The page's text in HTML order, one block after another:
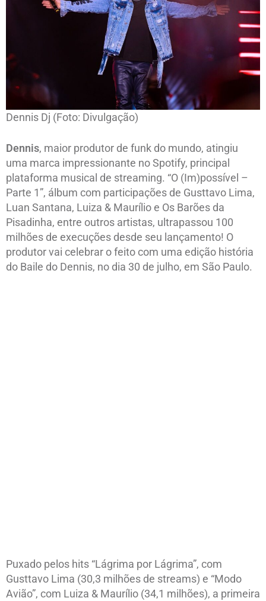
Dennis Dj (Foto: Divulgação)
Dennis, maior produtor de funk do mundo, atingiu
uma marca impressionante no Spotify, principal
plataforma musical de streaming. “O (Im)possível –
Parte 1”, álbum com participações de Gusttavo Lima,
Luan Santana, Luiza & Maurílio e Os Barões da
Pisadinha, entre outros artistas, ultrapassou 100
milhões de execuções desde seu lançamento! O
produtor vai celebrar o feito com uma edição história
do Baile do Dennis, no dia 30 de julho, em São Paulo.
Puxado pelos hits “Lágrima por Lágrima”, com
Gusttavo Lima (30,3 milhões de streams) e “Modo
Avião”, com Luiza & Maurílio (34,1 milhões), a primeira